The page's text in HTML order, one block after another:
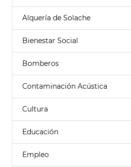
Alquería de Solache
Bienestar Social
Bomberos
Contaminación Acústica
Cultura
Educación
Empleo